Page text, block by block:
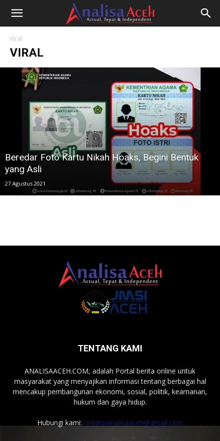
Viral
VIRAL
Beredar Foto Kartu Nikah Hoaks, Begini Bentuk
yang Asli
27 Agustus 2021
TENTANG KAMI
ANALISAACEH.COM, adalah Portal berita online untuk
masyarakat yang menyajikan informasi tentang berbagai hal
mencakup pembangunan ekonomi, sosial, politik, keamanan,
hukum dan gaya hidup.
Hubungi kami: redaksianalisaaceh@gmail.com